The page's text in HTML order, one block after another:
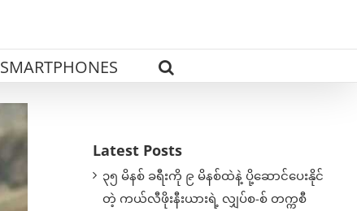
SMARTPHONES
Latest Posts
၃၅ မိနစ် ခရီးကို ၉ မိနစ်ထဲနဲ့ ပို့ဆောင်ပေးနိုင်
တဲ့ ကယ်လီဖိုးနီးယားရဲ့ လျှပ်စ-စ် တက္ကစီ